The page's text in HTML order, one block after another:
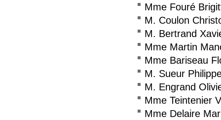
Mme Fouré
M. Coulon
M. Bertrand
Mme Martin
Mme Bariseau
M. Sueur
M. Engrand
Mme Teintenier
Mme Delaire